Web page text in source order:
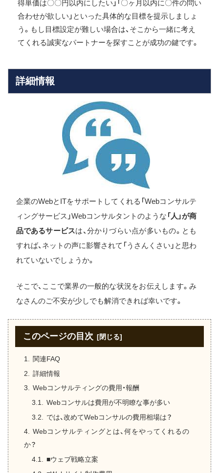
得単価は〇〇円以内にしたい」「〇ヶ月以内に〇件の問い
合わせが欲しい」といった具体的な目標を提示しましょ
う。もし目標設定が難しい場合は、そこから一緒に考え
てくれる誠実なパートナーを探すことが成功の鍵です。
詳細情報
企業のWebとITをサポートしてくれる「Webコンサルテ
ィングサービス」Webコンサルタントのような 「人」が商
品であるサービスは、分かりづらい点が多いもの。とも
すれば、ネットの声に影響されて「うさんくさい」と思わ
れていないでしょうか。
そこで、ここで業界の一般的な状況をお伝えします。み
なさんのご不安が少しでも解消できれば幸いです。
このページの目次
関連FAQ
詳細情報
Webコンサルティングの費用・報酬
Webコンサルは費用が不明瞭な事が多い
では、改めてWebコンサルの費用相場は？
Webコンサルティングとは、何をやってくれるの
か？
■ウェブ戦略立案